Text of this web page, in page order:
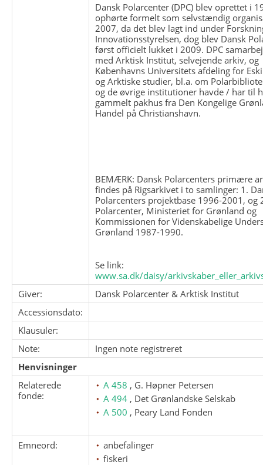
Dansk Polarcenter (DPC) blev oprettet i
ophørte formelt som selvstændig
2007, da det blev lagt ind under
Innovationsstyrelsen, dog blev Dansk
først officielt lukket i 2009. DPC
med Arktisk Institut, selvejende arkiv, og
Københavns Universitets afdeling for
og Arktiske studier, bl.a. om
og de øvrige institutioner havde / har til
gammelt pakhus fra Den Kongelige
Handel på Christianshavn.
BEMÆRK: Dansk Polarcenters primære
findes på Rigsarkivet i to samlinger: 1.
Polarcenters projektbase 1996-2001, og
Polarcenter, Ministeriet for Grønland og
Kommissionen for Videnskabelige
Grønland 1987-1990.
Se link:
www.sa.dk/daisy/
Giver:
Dansk Polarcenter & Arktisk Institut
Accessionsdato:
Klausuler:
Note:
Ingen note registreret
Henvisninger
Relaterede
fonde:
A 458 , G. Høpner Petersen
A 494 , Det Grønlandske Selskab
A 500 , Peary Land Fonden
Emneord:
anbefalinger
fiskeri